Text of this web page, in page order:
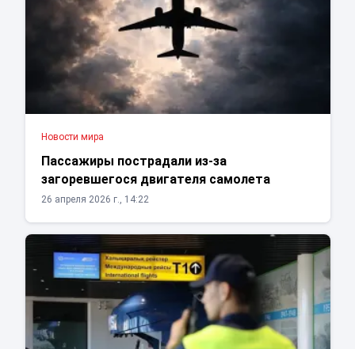
Новости мира
Пассажиры пострадали из-за
загоревшегося двигателя самолета
26 апреля 2026 г., 14:22